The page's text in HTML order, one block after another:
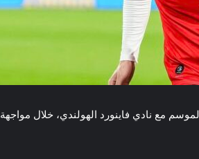
مع نادي فاينورد الهولندي، خلال مواجهة